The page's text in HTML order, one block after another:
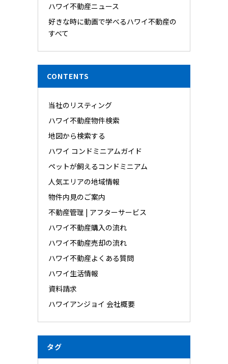
ハワイ不動産ニュース
好きな時に動画で学べるハワイ不動産の
すべて
CONTENTS
当社のリスティング
ハワイ不動産物件検索
地図から検索する
ハワイ コンドミニアムガイド
ペットが飼えるコンドミニアム
人気エリアの地域情報
物件内見のご案内
不動産管理 | アフターサービス
ハワイ不動産購入の流れ
ハワイ不動産売却の流れ
ハワイ不動産よくある質問
ハワイ生活情報
資料請求
ハワイアンジョイ 会社概要
タグ